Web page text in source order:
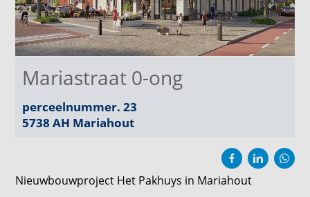
Mariastraat 0-ong
perceelnummer. 23
5738 AH Mariahout
Nieuwbouwproject Het Pakhuys in Mariahout